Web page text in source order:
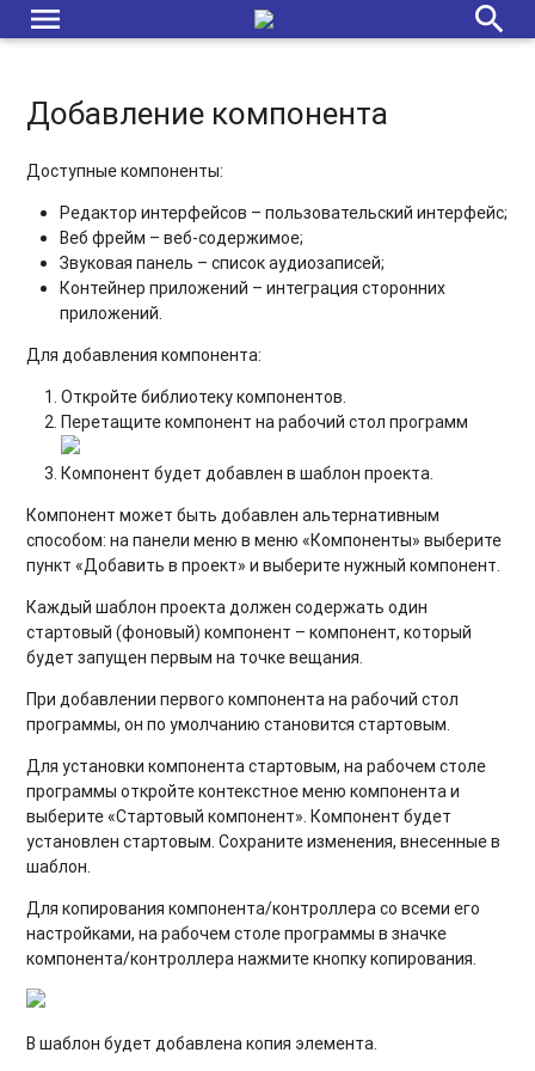
menu
Контроллер "Распознавание лиц"
Звуковая панель (Sound Panel): описание, настройка
Контейнер приложений (Application Container): описание,
Веб фрейм (Web Frame): описание, настройка
Редактор интерфейсов (Interface Editor): настройка
видеостен
Редактор интерфейсов (Interface Editor): настройка
синхронизации медиагалерей и текстовых слоев
Редактор интерфейсов (Interface Editor): настройка
RSS/XML/JSON
Редактор интерфейсов (Interface Editor): сбор данных от
пользователей и отправка данных в Addreality Manager
ввода текста
Редактор интерфейсов (Interface Editor): действия и
Редактор интерфейсов (Interface Editor): настройка
медиагалереи
Редактор интерфейсов (Interface Editor): настройка кнопки
и вебфрейма (Web Frame)
содержимого
Завершение работы с программой
search
Добавление компонента
Доступные компоненты:
Редактор интерфейсов – пользовательский интерфейс;
Веб фрейм – веб-содержимое;
Звуковая панель – список аудиозаписей;
Контейнер приложений – интеграция сторонних
приложений.
Длядобавления компонента:
Откройте библиотеку компонентов.
Перетащите компонент на рабочий стол программ
Компонент будет добавлен в шаблон проекта.
Компонент может быть добавлен альтернативным
способом: на панели меню в меню «Компоненты» выберите
пункт «Добавить в проект» и выберите нужный компонент.
Каждый шаблон проекта должен содержать один
стартовый (фоновый) компонент – компонент, который
будет запущен первым на точке вещания.
При добавлении первого компонента на рабочий стол
программы, он по умолчанию становится стартовым.
Дляустановки компонента стартовым, на рабочем столе
программы откройте контекстное меню компонента и
выберите «Стартовый компонент». Компонент будет
установлен стартовым. Сохраните изменения, внесенные в
шаблон.
Длякопирования компонента/контроллерасо всеми его
настройками, на рабочем столе программы в значке
компонента/контроллера нажмите кнопку копирования.
В шаблон будет добавлена копия элемента.